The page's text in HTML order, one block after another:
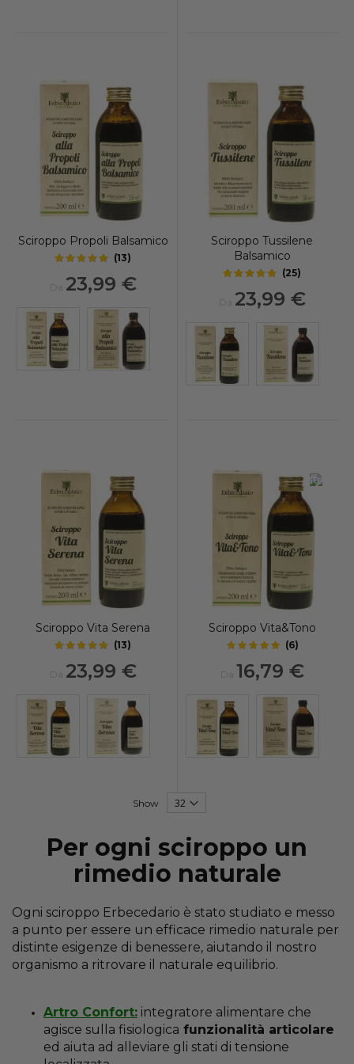
Sciroppo Propoli Balsamico
(13)
Da 23,99 €
Sciroppo Tussilene
Balsamico
(25)
Da 23,99 €
Sciroppo Vita Serena
(13)
Da 23,99 €
-30%
Sciroppo Vita&Tono
(6)
Da 16,79 €
Show
Per ogni sciroppo un
rimedio naturale
Ogni sciroppo Erbecedario è stato studiato e messo
a punto per essere un efficace rimedio naturale per
distinte esigenze di benessere, aiutando il nostro
organismo a ritrovare il naturale equilibrio.
Artro Confort: integratore alimentare che
agisce sulla fisiologica funzionalità articolare
ed aiuta ad alleviare gli stati di tensione